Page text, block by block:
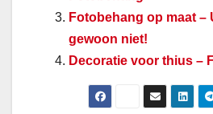
Fotobehang op maat –
gewoon niet!
Decoratie voor thius –